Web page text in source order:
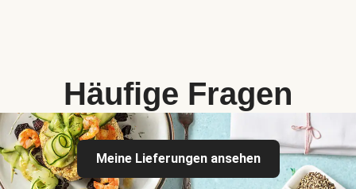
Häufige Fragen
Meine Lieferungen ansehen